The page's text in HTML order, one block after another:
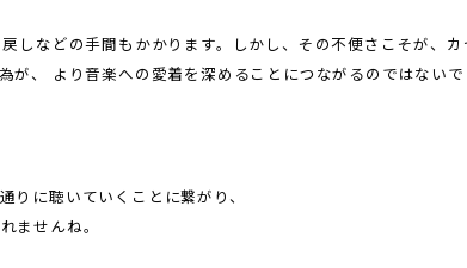
しなどの手間もかかります。しかし、その不便さこそが、
が、 より音楽への愛着を深めることにつながるのではない
に聴いていくことに繋がり、
ませんね。